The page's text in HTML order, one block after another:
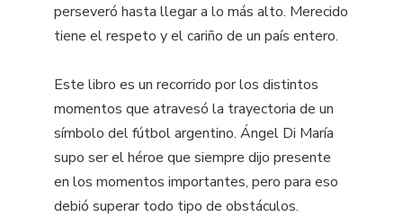
perseveró hasta llegar a lo más alto. Merecido
tiene el respeto y el cariño de un país entero.
Este libro es un recorrido por los distintos
momentos que atravesó la trayectoria de un
símbolo del fútbol argentino. Ángel Di María
supo ser el héroe que siempre dijo presente
en los momentos importantes, pero para eso
debió superar todo tipo de obstáculos.